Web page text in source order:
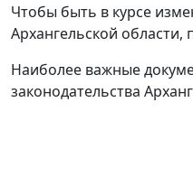
Чтобы быть в курсе
Архангельской
Наиболее важные
законодательства